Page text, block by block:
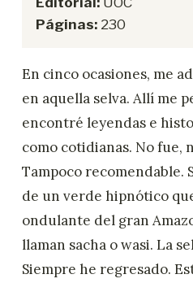
Páginas:230
En cinco ocasiones, me
en aquella selva. Allí me
encontré leyendas e
como cotidianas. No fue,
Tampoco recomendable.
de un verde hipnótico
ondulante del gran
llaman sacha o wasi. La
Siempre he regresado.